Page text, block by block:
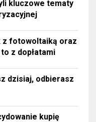
kluczowe tematy
z fotowoltaiką oraz
z dopłatami
dzisiaj, odbierasz
kupię